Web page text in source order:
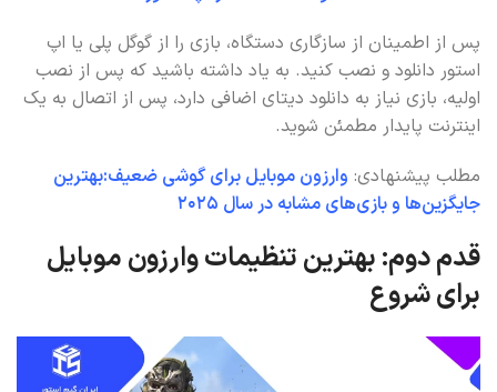
پس از اطمینان از سازگاری دستگاه، بازی را از گوگل پلی یا اپ
استور دانلود و نصب کنید. به یاد داشته باشید که پس از نصب
اولیه، بازی نیاز به دانلود دیتای اضافی دارد، پس از اتصال به یک
اینترنت پایدار مطمئن شوید.
مطلب پیشنهادی: وارزون موبایل برای گوشی ضعیف:بهترین
جایگزین‌ها و بازی‌های مشابه در سال 2025
قدم دوم: بهترین تنظیمات وارزون موبایل
برای شروع